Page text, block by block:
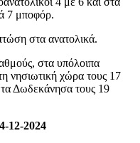
7 μποφόρ.
στα ανατολικά.
στα υπόλοιπα
νησιωτική χώρα τους 17
τα Δωδεκάνησα τους 19
2024